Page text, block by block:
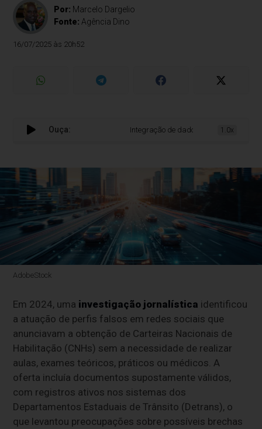
Por: Marcelo Dargelio
Fonte: Agência Dino
16/07/2025 às 20h52
Ouça: Integração de dados deve redefinir o
1.0x
AdobeStock
Em 2024, uma investigação jornalística identificou
a atuação de perfis falsos em redes sociais que
anunciavam a obtenção de Carteiras Nacionais de
Habilitação (CNHs) sem a necessidade de realizar
aulas, exames teóricos, práticos ou médicos. A
oferta incluía documentos supostamente válidos,
com registros ativos nos sistemas dos
Departamentos Estaduais de Trânsito (Detrans), o
que levantou preocupações sobre possíveis brechas